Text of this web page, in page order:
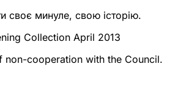
своє минуле, свою історію.
Collection April 2013
non-cooperation with the Council.